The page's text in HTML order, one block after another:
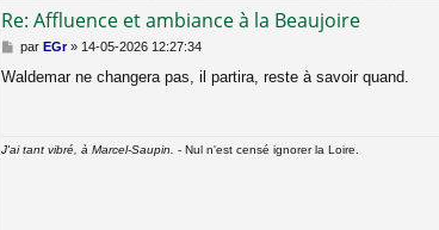
Re: Affluence et ambiance à la Beaujoire
M
s
e
par EGr» 14-05-2026 12:27:34
Waldemar ne changera pas, il partira, reste à savoir quand.
J'ai tant vibré, à Marcel-Saupin. - Nul n'est censé ignorer la Loire.